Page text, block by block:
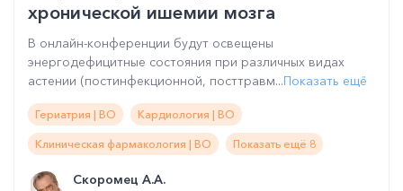
хронической ишемии мозга
В онлайн-конференции будут освещены
энергодефицитные состояния при различных видах
астении (постинфекционной, посттравм...Показать ещё
Гериатрия | ВО Кардиология | ВО
Клиническая фармакология | ВО Показать ещё 8
Скоромец А.А.